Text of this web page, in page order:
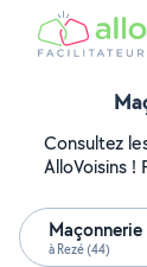
Consultez
AlloVoisins !
Maçonnerie
à Rezé (44)